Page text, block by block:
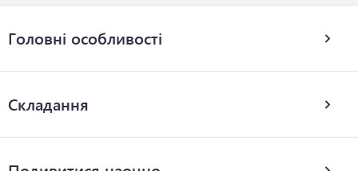
Головні особливості
Складання